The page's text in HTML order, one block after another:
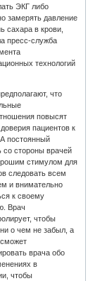
ЭКГ либо
замерять давление
сахара в крови,
пресс-служба
технологий
что
повысят
пациентов к
постоянный
со стороны врачей
стимулом для
следовать всем
и внимательно
к своему
Врач
чтобы
о чем не забыл, а
врача обо
в
чтобы